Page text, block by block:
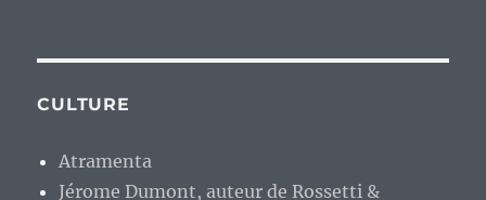
CULTURE
Atramenta
Jérome Dumont, auteur de Rossetti &